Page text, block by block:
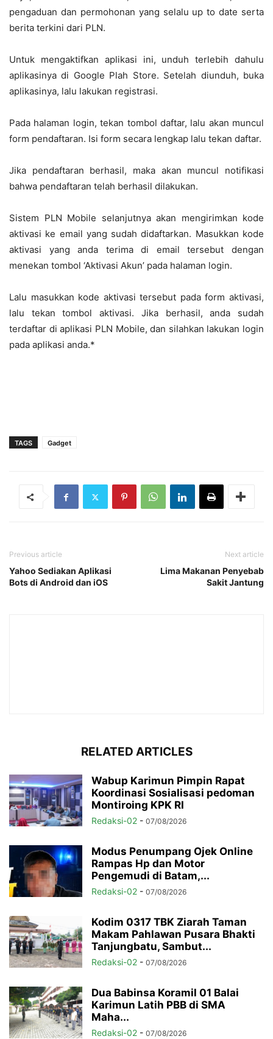
pengaduan dan permohonan yang selalu up to date serta
berita terkini dari PLN.
Untuk mengaktifkan aplikasi ini, unduh terlebih dahulu
aplikasinya di Google Plah Store. Setelah diunduh, buka
aplikasinya, lalu lakukan registrasi.
Pada halaman login, tekan tombol daftar, lalu akan muncul
form pendaftaran. Isi form secara lengkap lalu tekan daftar.
Jika pendaftaran berhasil, maka akan muncul notifikasi
bahwa pendaftaran telah berhasil dilakukan.
Sistem PLN Mobile selanjutnya akan mengirimkan kode
aktivasi ke email yang sudah didaftarkan. Masukkan kode
aktivasi yang anda terima di email tersebut dengan
menekan tombol ‘Aktivasi Akun’ pada halaman login.
Lalu masukkan kode aktivasi tersebut pada form aktivasi,
lalu tekan tombol aktivasi. Jika berhasil, anda sudah
terdaftar di aplikasi PLN Mobile, dan silahkan lakukan login
pada aplikasi anda.*
TAGS Gadget
Previous article
Yahoo Sediakan Aplikasi
Bots di Android dan iOS
Next article
Lima Makanan Penyebab
Sakit Jantung
RELATED ARTICLES
Wabup Karimun Pimpin Rapat
Koordinasi Sosialisasi pedoman
Montiroing KPK RI
Redaksi-02 - 07/08/2026
Modus Penumpang Ojek Online
Rampas Hp dan Motor
Pengemudi di Batam,...
Redaksi-02 - 07/08/2026
Kodim 0317 TBK Ziarah Taman
Makam Pahlawan Pusara Bhakti
Tanjungbatu, Sambut...
Redaksi-02 - 07/08/2026
Dua Babinsa Koramil 01 Balai
Karimun Latih PBB di SMA
Maha...
Redaksi-02 - 07/08/2026